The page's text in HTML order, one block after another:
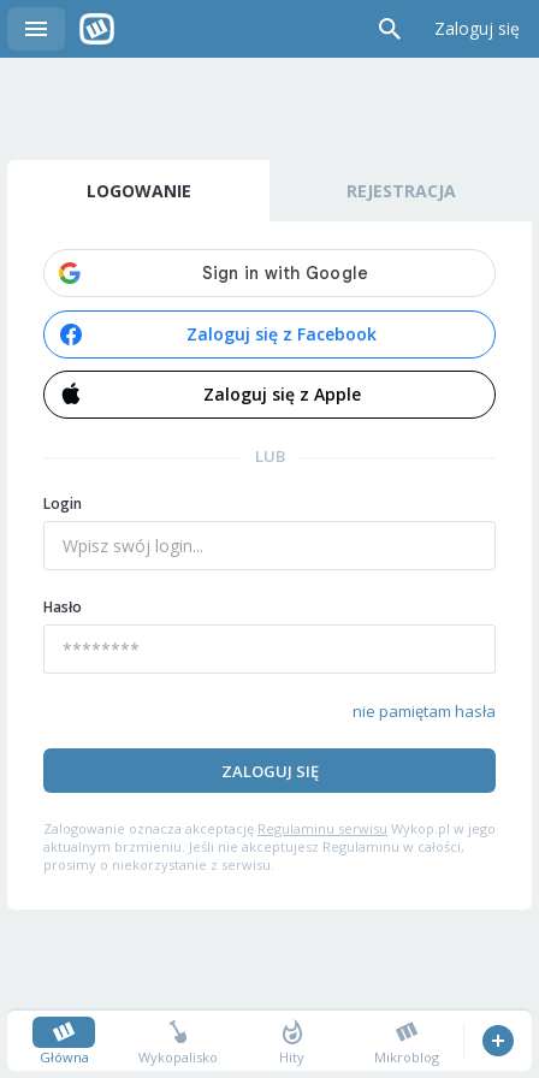
Zaloguj się
LOGOWANIE REJESTRACJA
Zaloguj się z Facebook
Zaloguj się z Apple
LUB
Login
Hasło
nie pamiętam hasła
ZALOGUJ SIĘ
Zalogowanie oznacza akceptację Regulaminu serwisu Wykop.pl w jego
aktualnym brzmieniu. Jeśli nie akceptujesz Regulaminu w całości,
prosimy o niekorzystanie z serwisu.
Główna Wykopalisko Hity Mikroblog